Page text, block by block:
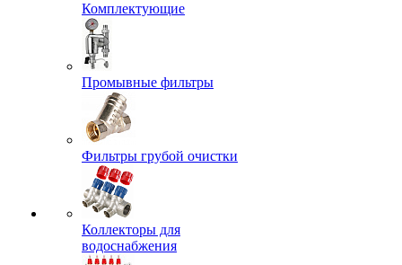
Комплектующие
Промывные фильтры
Фильтры грубой очистки
Коллекторы для
водоснабжения